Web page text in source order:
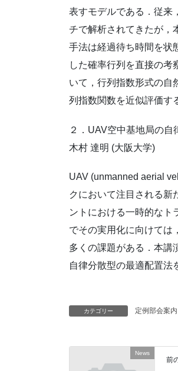
表すモデルである．従来
チで解析されてきたが，
手法は経過待ち時間を状
した確率行列を直接の考
いて，行列指数形式の自
列指数関数を近似評価す
２．UAV空中基地局の自
木村 達明 (大阪大学)
UAV (unmanned aerial
クにおいて注目される新
ントにおける一時的なト
でその実用化に向けては
多くの課題がある．本講
自律分散型の最適配置法
カテゴリー 定例部会案内
News
前